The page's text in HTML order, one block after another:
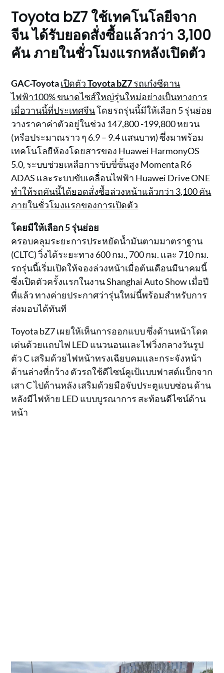
Toyota bZ7 ใช้เทคโนโลยีจาก
จีน ได้รับยอดสั่งซื้อแล้วกว่า 3,100
คัน ภายในชั่วโมงแรกหลังเปิดตัว
GAC-ToyotaเปิดตัวToyota bZ7รถเก๋งซีดาน
ไฟฟ้า100% ขนาดไซส์ใหญ่รุ่นใหม่อย่างเป็นทางการ
เมื่อวานนี้ที่ประเทศจีนโดยรถรุ่นนี้มีให้เลือก 5 รุ่นย่อย
วางราคาค่าตัวอยู่ในช่วง 147,800 -199,800 หยวน
(หรือประมาณราว ๆ 6.9 – 9.4 แสนบาท) ซึ่งมาพร้อม
เทคโนโลยีห้องโดยสารของ Huawei HarmonyOS
5.0, ระบบช่วยเหลือการขับขี่ขั้นสูง Momenta R6
ADAS และระบบขับเคลื่อนไฟฟ้า Huawei Drive ONE
ทำให้รถคันนี้ได้ยอดสั่งซื้อล่วงหน้าแล้วกว่า 3,100 คัน
ภายในชั่วโมงแรกของการเปิดตัว
โดยมีให้เลือก 5 รุ่นย่อย
ครอบคลุมระยะการประหยัดน้ำมันตามมาตราฐาน
(CLTC) วิ่งได้ระยะทาง 600 กม., 700 กม. และ 710 กม.
รถรุ่นนี้เริ่มเปิดให้จองล่วงหน้าเมื่อต้นเดือนมีนาคมนี้
ซึ่งเปิดตัวครั้งแรกในงาน Shanghai Auto Show เมื่อปี
ที่แล้ว ทางค่ายประกาศว่ารุ่นใหม่นี้พร้อมสำหรับการ
ส่งมอบได้ทันที
Toyota bZ7 เผยให้เห็นการออกแบบ ซึ่งด้านหน้าโดด
เด่นด้วยแถบไฟ LED แนวนอนและไฟวิ่งกลางวันรูป
ตัว C เสริมด้วยไฟหน้าทรงเฉียบคมและกระจังหน้า
ด้านล่างที่กว้าง ตัวรถใช้ดีไซน์คูเป้แบบฟาสต์แบ็กจาก
เสา C ไปด้านหลัง เสริมด้วยมือจับประตูแบบซ่อน ด้าน
หลังมีไฟท้าย LED แบบบูรณาการ สะท้อนดีไซน์ด้าน
หน้า